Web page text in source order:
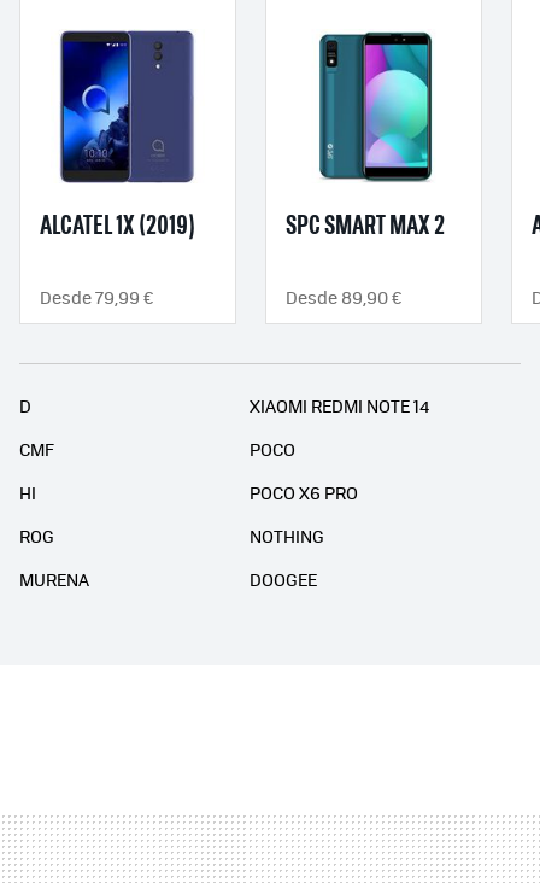
ALCATEL 1X (2019)
Desde 79,99 €
SPC SMART MAX 2
Desde 89,90 €
D
XIAOMI REDMI NOTE 14
CMF
POCO
HI
POCO X6 PRO
ROG
NOTHING
MURENA
DOOGEE